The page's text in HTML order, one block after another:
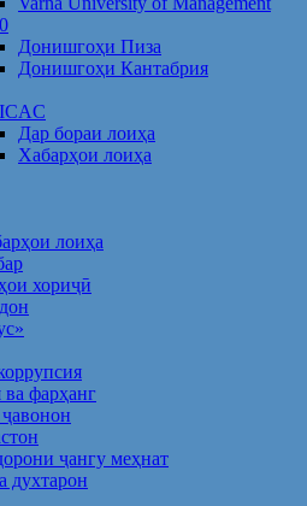
Донишгоҳи Пиза
Донишгоҳи Кантабрия
Дар бораи лоиҳа
Хабарҳои лоиҳа
лоиҳа
хориҷӣ
фарҳанг
ҷангу меҳнат
духтарон